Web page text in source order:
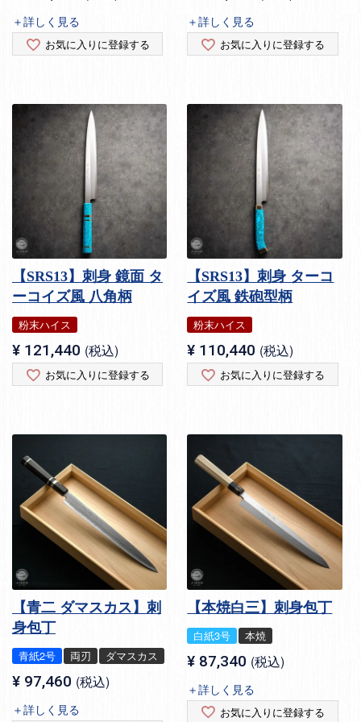
＋詳しく見る
お気に入りに登録する
＋詳しく見る
お気に入りに登録する
【SRS13】刺身 鏡面 タ
ーコイズ風 八角柄
粉末ハイス
¥ 121,440 税込
お気に入りに登録する
【SRS13】刺身 ターコ
イズ風 鉄砲型柄
粉末ハイス
¥ 110,440 税込
お気に入りに登録する
【青二 ダマスカス】刺
身包丁
青紙2号 両刃 ダマスカス
¥ 97,460 税込
＋詳しく見る
【本焼白三】刺身包丁
白紙3号 本焼
¥ 87,340 税込
＋詳しく見る
お気に入りに登録する